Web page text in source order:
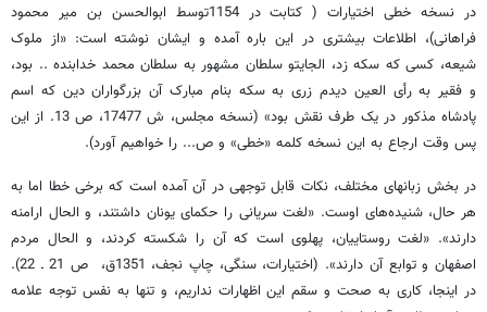
در نسخه خطی اختیارات ( کتابت در 1154توسط ابوالحسن بن میر محمود
فراهانی)، اطلاعات بیشتری در این باره آمده و ایشان نوشته است: «از ملوک
شیعه، کسی که سکه زد، الجایتو سلطان مشهور به سلطان محمد خدابنده .. بود،
و فقیر به رأی العین دیدم زری به سکه بنام مبارک آن بزرگواران دین که اسم
پادشاه مذکور در یک طرف نقش بود» (نسخه مجلس، ش 17477، ص 13. از این
پس وقت ارجاع به این نسخه کلمه «خطی» و ص... را خواهیم آورد).
در بخش زبانهای مختلف، نکات قابل توجهی در آن آمده است که برخی خطا اما به
هر حال، شنیده‌های اوست. «لغت سریانی را حکمای یونان داشتند، و الحال ارامنه
دارند». «لغت روستاییان، پهلوی است که آن را شکسته کردند، و الحال مردم
اصفهان و توابع آن دارند». (اختیارات، سنگی، چاپ نجف، 1351ق، ص 21 ـ 22).
در اینجا، کاری به صحت و سقم این اظهارات نداریم، و تنها به نفس توجه علامه